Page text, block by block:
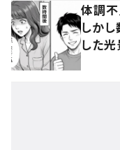
体調不
しか
した